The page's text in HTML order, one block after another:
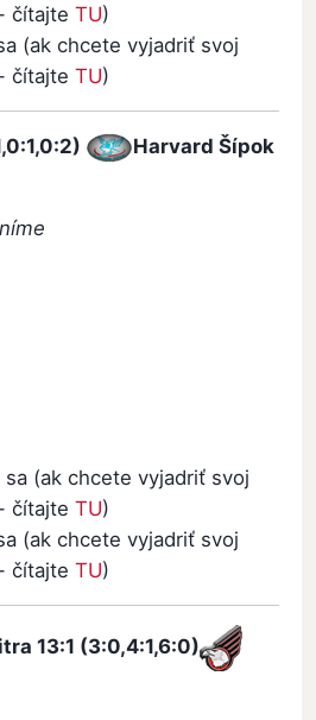
čítajteTU)
(ak chcete vyjadriť svoj
čítajteTU)
Harvard Šípok
sa (ak chcete vyjadriť svoj
čítajteTU)
(ak chcete vyjadriť svoj
čítajteTU)
13:1 (3:0,4:1,6:0)